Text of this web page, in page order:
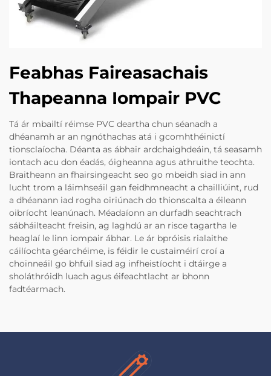
Feabhas Faireasachais
Thapeanna Iompair PVC
Tá ár mbailtí réimse PVC deartha chun séanadh a
dhéanamh ar an ngnóthachas atá i gcomhthéinictí
tionsclaíocha. Déanta as ábhair ardchaighdeáin, tá seasamh
iontach acu don éadás, óigheanna agus athruithe teochta.
Braitheann an fhairsingeacht seo go mbeidh siad in ann
lucht trom a láimhseáil gan feidhmneacht a chailliúint, rud
a dhéanann iad rogha oiriúnach do thionscalta a éileann
oibríocht leanúnach. Méadaíonn an durfadh seachtrach
sábháilteacht freisin, ag laghdú ar an risce tagartha le
heaglaí le linn iompair ábhar. Le ár bpróisis rialaithe
cáilíochta géarchéime, is féidir le custaiméirí croí a
choinneáil go bhfuil siad ag infheistíocht i dtáirge a
sholáthróidh luach agus éifeachtlacht ar bhonn
fadtéarmach.